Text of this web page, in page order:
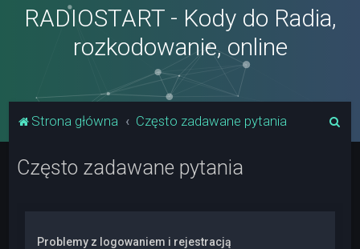
RADIOSTART - Kody do Radia,
rozkodowanie, online
Strona główna Często zadawane pytania
Często zadawane pytania
Problemy z logowaniem i rejestracją